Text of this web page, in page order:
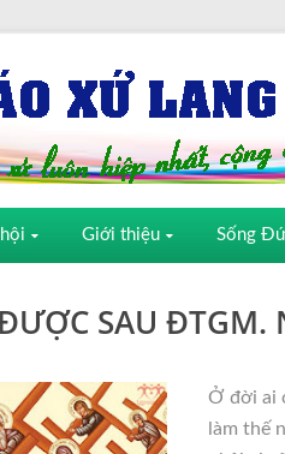
Giới thiệu Sống
SAU
Ở đời ai
làm thế